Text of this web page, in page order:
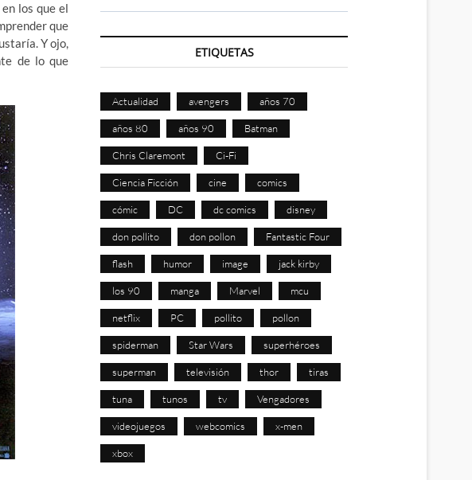
los que el
que
Y ojo,
de lo que
ETIQUETAS
Actualidad avengers años 70
años 80 años 90 Batman
Chris Claremont Ci-Fi
Ciencia Ficción cine comics
cómic DC dc comics disney
don pollito don pollon Fantastic Four
flash humor image jack kirby
los 90 manga Marvel mcu
netflix PC pollito pollon
spiderman Star Wars superhéroes
superman televisión thor tiras
tuna tunos tv Vengadores
videojuegos webcomics x-men
xbox